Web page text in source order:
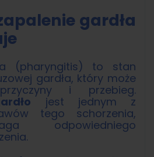
gardła
(pharyngitis) to stan
gardła, który może
i przebieg.
jest jednym z
tego schorzenia,
odpowiedniego